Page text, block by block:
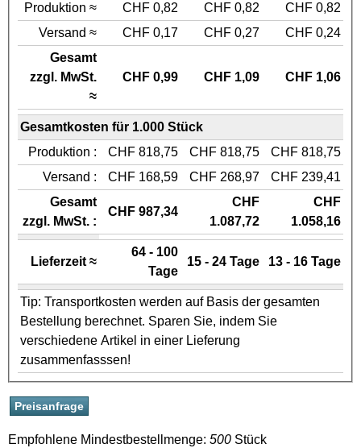
Produktion ≈
CHF 0,82 CHF 0,82
CHF 0,82
Versand ≈
CHF 0,17 CHF 0,27
CHF 0,24
Gesamt
zzgl. MwSt.
≈
CHF 0,99 CHF 1,09 CHF 1,06
Gesamtkosten für 1.000 Stück
Produktion :
CHF 818,75 CHF 818,75
CHF 818,75
Versand :
CHF 168,59 CHF 268,97
CHF 239,41
Gesamt
zzgl. MwSt. :
CHF 987,34
CHF
1.087,72
CHF
1.058,16
Lieferzeit ≈
64 - 100
Tage
15 - 24 Tage 13 - 16 Tage
Tip: Transportkosten werden auf Basis der gesamten
Bestellung berechnet. Sparen Sie, indem Sie
verschiedene Artikel in einer Lieferung
zusammenfasssen!
Empfohlene Mindestbestellmenge: 500 Stück